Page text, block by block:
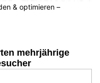
& optimieren –
mehrjährige